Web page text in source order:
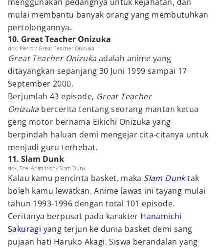
mulai membantu banyak orang yang membutuhkan
pertolongannya.
10. Great Teacher Onizuka
dok. Pierrot/ Great Teacher Onizuka
Great Teacher Onizukaadalah anime yang
ditayangkan sepanjang 30 Juni 1999 sampai 17
September 2000.
Berjumlah 43 episode, Great Teacher
Onizuka bercerita tentang seorang mantan ketua
geng motor bernama Eikichi Onizuka yang
berpindah haluan demi mengejar cita-citanya untuk
menjadi guru terhebat.
11. Slam Dunk
dok. Toei Animation/ Slam Dunk
Kalau kamu pencinta basket, maka Slam Dunk tak
boleh kamu lewatkan. Anime lawas ini tayang mulai
tahun 1993-1996 dengan total 101 episode.
Ceritanya berpusat pada karakter Hanamichi
Sakuragi yang terjun ke dunia basket demi sang
pujaan hati Haruko Akagi. Siswa berandalan yang